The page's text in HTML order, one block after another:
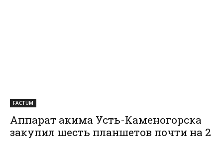
FACTUM
Аппарат акима Усть-Каменогорска
закупил шесть планшетов почти на 2